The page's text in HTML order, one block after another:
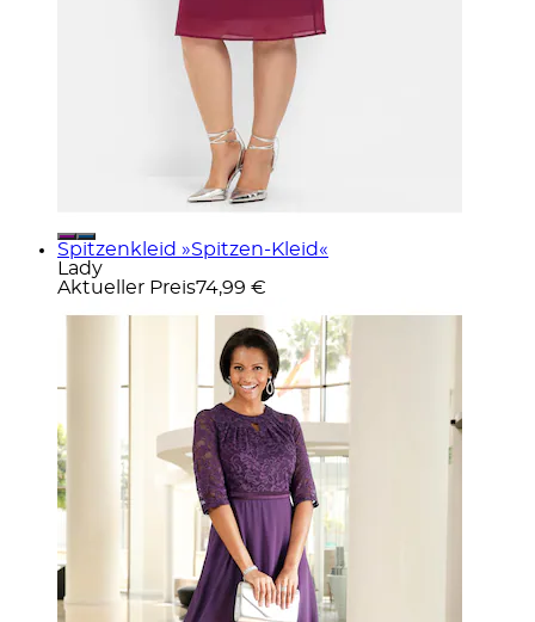
Spitzenkleid »Spitzen-Kleid«
Lady
Aktueller Preis74,99 €